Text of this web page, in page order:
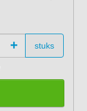
+ stuks